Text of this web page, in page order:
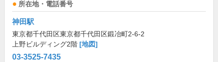
所在地・電話番号
神田駅
東京都千代田区東京都千代田区鍛冶町2-6-2
上野ビルディング2階 [地図]
03-3525-7435